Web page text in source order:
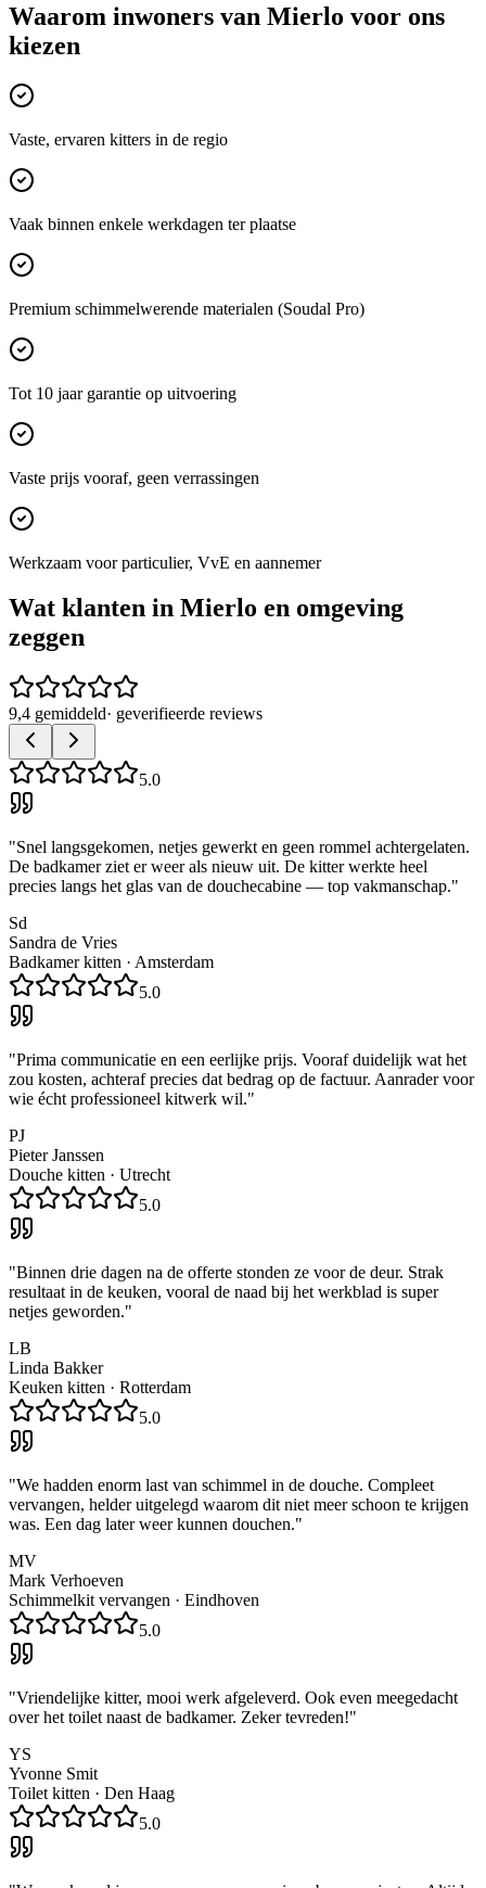
Waarom inwoners van Mierlo voor ons
kiezen
Vaste, ervaren kitters in de regio
Vaak binnen enkele werkdagen ter plaatse
Premium schimmelwerende materialen (Soudal Pro)
Tot 10 jaar garantie op uitvoering
Vaste prijs vooraf, geen verrassingen
Werkzaam voor particulier, VvE en aannemer
Wat klanten in Mierlo en omgeving
zeggen
9,4 gemiddeld· geverifieerde reviews
5.0
"Snel langsgekomen, netjes gewerkt en geen rommel achtergelaten.
De badkamer ziet er weer als nieuw uit. De kitter werkte heel
precies langs het glas van de douchecabine — top vakmanschap."
Sd
Sandra de Vries
Badkamer kitten · Amsterdam
5.0
"Prima communicatie en een eerlijke prijs. Vooraf duidelijk wat het
zou kosten, achteraf precies dat bedrag op de factuur. Aanrader voor
wie écht professioneel kitwerk wil."
PJ
Pieter Janssen
Douche kitten · Utrecht
5.0
"Binnen drie dagen na de offerte stonden ze voor de deur. Strak
resultaat in de keuken, vooral de naad bij het werkblad is super
netjes geworden."
LB
Linda Bakker
Keuken kitten · Rotterdam
5.0
"We hadden enorm last van schimmel in de douche. Compleet
vervangen, helder uitgelegd waarom dit niet meer schoon te krijgen
was. Een dag later weer kunnen douchen."
MV
Mark Verhoeven
Schimmelkit vervangen · Eindhoven
5.0
"Vriendelijke kitter, mooi werk afgeleverd. Ook even meegedacht
over het toilet naast de badkamer. Zeker tevreden!"
YS
Yvonne Smit
Toilet kitten · Den Haag
5.0